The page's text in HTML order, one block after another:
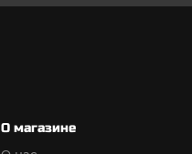
О магазине